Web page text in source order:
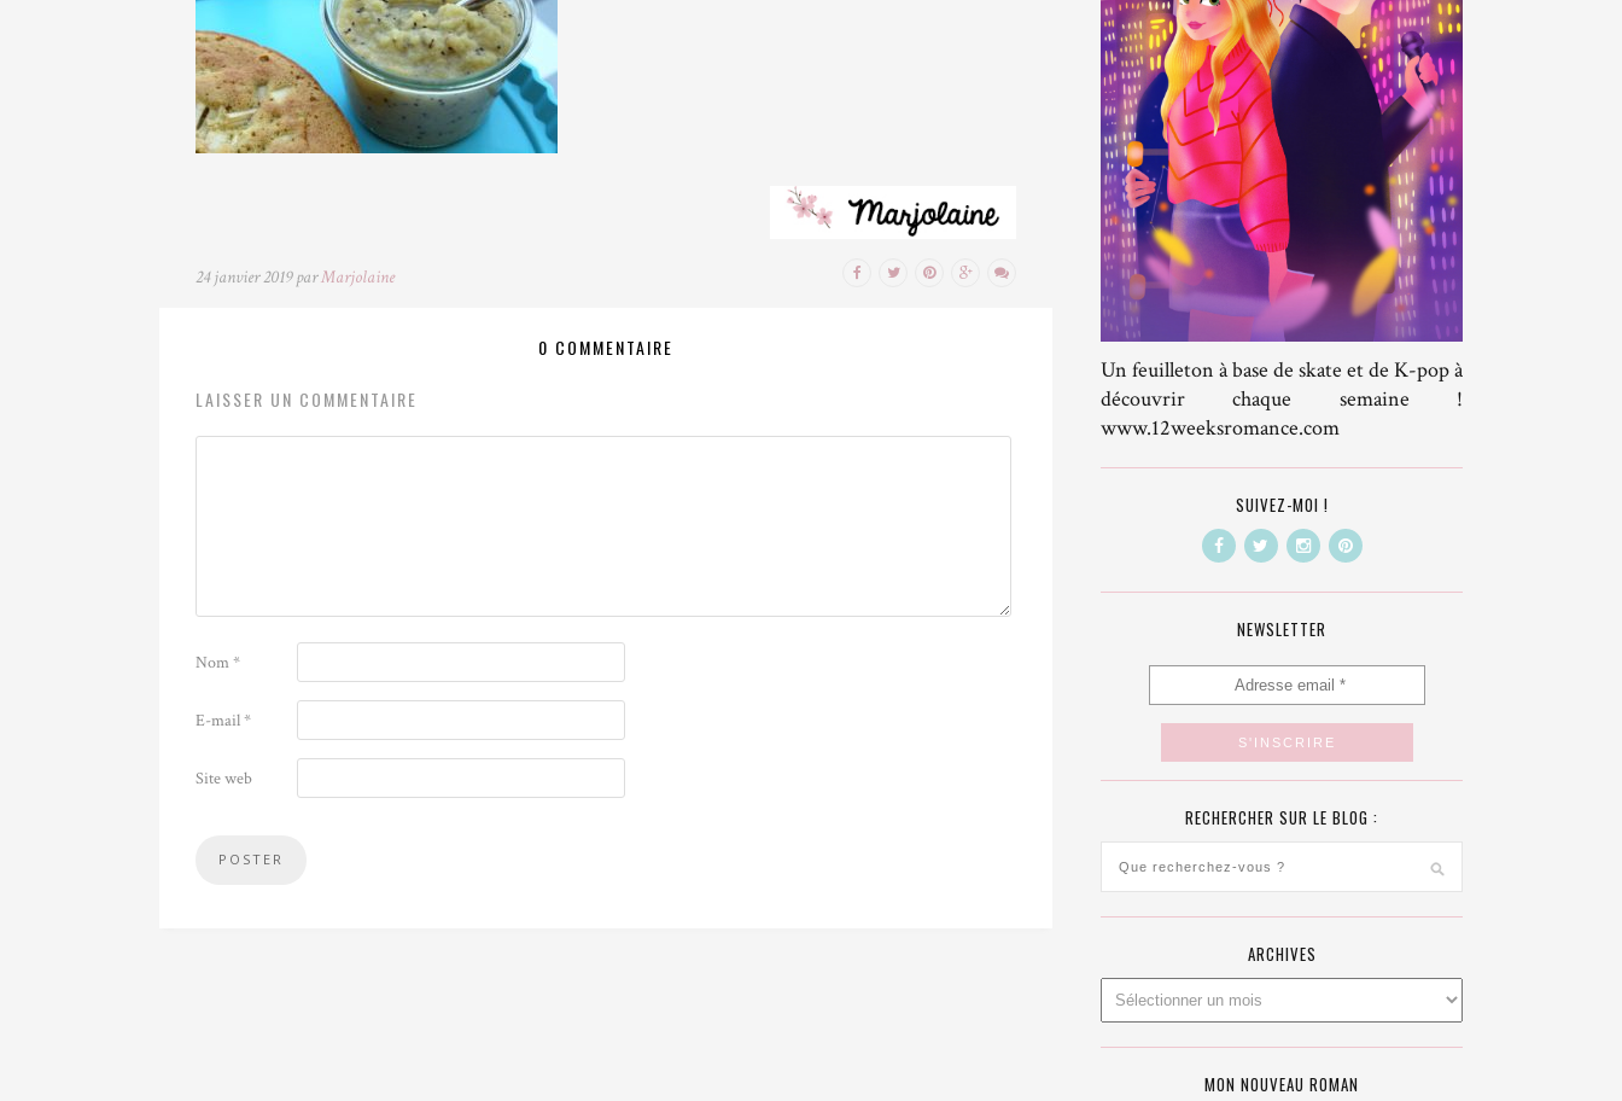
24 janvier 2019 parMarjolaine
0 COMMENTAIRE
LAISSER UN COMMENTAIRE
Nom*
E-mail*
Site web
Un feuilleton à base de skate et de K-pop à
découvrir chaque semaine !
www.12weeksromance.com
SUIVEZ-MOI !
NEWSLETTER
RECHERCHER SUR LE BLOG :
ARCHIVES
MON NOUVEAU ROMAN